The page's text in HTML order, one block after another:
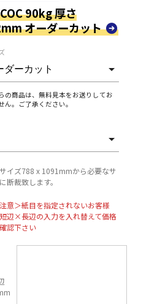
90kg 厚さ
オーダーカット
の商品は、無料見本をお送りしてお
ん。ご了承ください。
イズ788 x 1091mmから必要なサ
断裁致します。
意＞紙目を指定されないお客様
辺×長辺の入力を入れ替えて価格
認下さい